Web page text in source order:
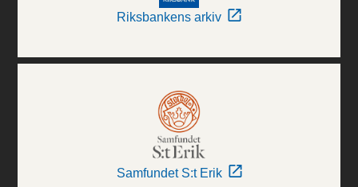
Riksbankens arkiv
Samfundet S:t Erik